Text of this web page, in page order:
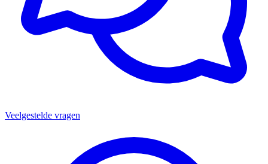
Veelgestelde vragen